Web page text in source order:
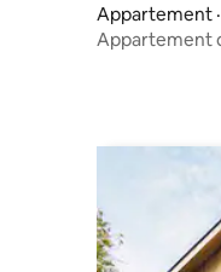
Appartement
Appartement